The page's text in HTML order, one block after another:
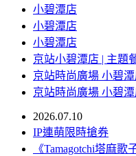
小碧潭店
小碧潭店
小碧潭店
京站小碧潭店 | 主題
京站時尚廣場 小碧
京站時尚廣場 小碧
2026.07.10
IP連萌限時搶券
《Tamagotchi塔麻